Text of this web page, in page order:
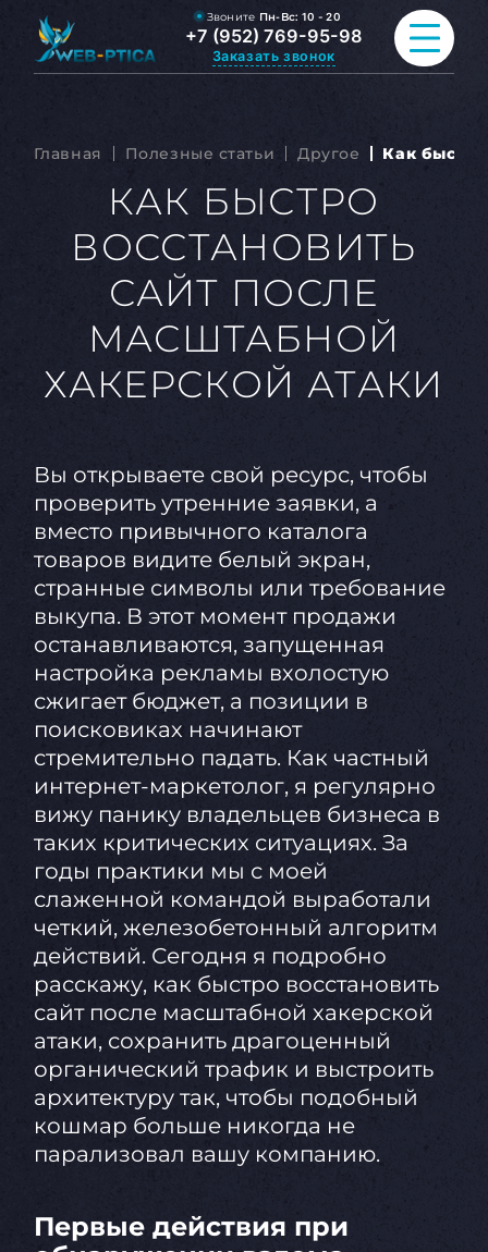
Звоните Пн-Вс: 10 - 20
+7 (952) 769-95-98
Заказать звонок
РАЗРАБОТКА САЙТА
ВСЕ УСЛУГИ
ПОРТФОЛИО
ОБО МНЕ
БЛОГ
Главная Полезные статьи Другое Как
КАК БЫСТРО
ВОССТАНОВИТЬ
САЙТ ПОСЛЕ
МАСШТАБНОЙ
ХАКЕРСКОЙ АТАКИ
Вы открываете свой ресурс, чтобы
проверить утренние заявки, а
вместо привычного каталога
товаров видите белый экран,
странные символы или требование
выкупа. В этот момент продажи
останавливаются, запущенная
настройка рекламы вхолостую
сжигает бюджет, а позиции в
поисковиках начинают
стремительно падать. Как частный
интернет-маркетолог, я регулярно
вижу панику владельцев бизнеса в
таких критических ситуациях. За
годы практики мы с моей
слаженной командой выработали
четкий, железобетонный алгоритм
действий. Сегодня я подробно
расскажу, как быстро восстановить
сайт после масштабной хакерской
атаки, сохранить драгоценный
органический трафик и выстроить
архитектуру так, чтобы подобный
кошмар больше никогда не
парализовал вашу компанию.
Первые действия при